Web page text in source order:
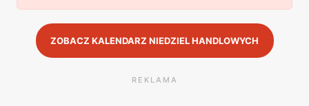
ZOBACZ KALENDARZ NIEDZIEL HANDLOWYCH
REKLAMA